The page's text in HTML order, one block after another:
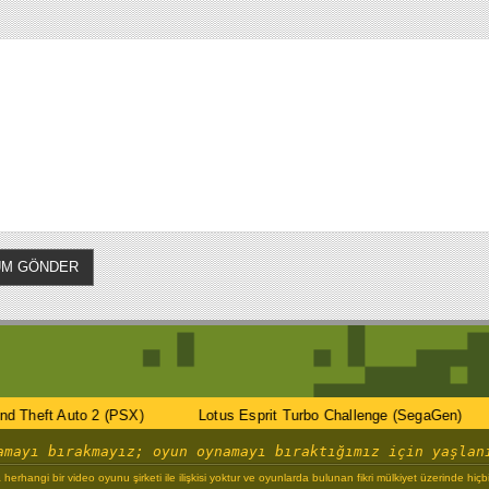
2 (PSX) Lotus Esprit Turbo Challenge (SegaGen) Bob
bırakmayız; oyun oynamayı bıraktığımız için
bir video oyunu şirketi ile ilişkisi yoktur ve oyunlarda bulunan fikri mülkiyet üzerinde